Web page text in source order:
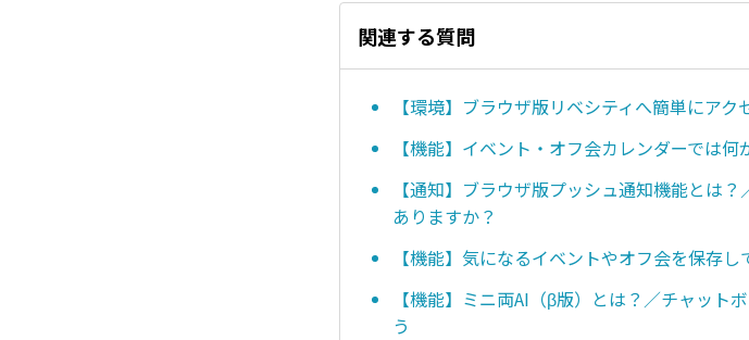
関連する質問
【環境】ブラウザ版リベシティへ簡単にア
【機能】イベント・オフ会カレンダーでは何
【通知】ブラウザ版プッシュ通知機能とは
ありますか？
【機能】気になるイベントやオフ会を保存
【機能】ミニ両AI（β版）とは？／チャット
う